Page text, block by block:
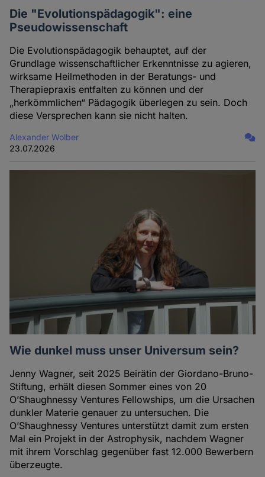
Die "Evolutionspädagogik": eine
Pseudowissenschaft
Die Evolutionspädagogik behauptet, auf der
Grundlage wissenschaftlicher Erkenntnisse zu agieren,
wirksame Heilmethoden in der Beratungs- und
Therapiepraxis entfalten zu können und der
„herkömmlichen“ Pädagogik überlegen zu sein. Doch
diese Versprechen kann sie nicht halten.
Alexander Wolber
23.07.2026
Wie dunkel muss unser Universum sein?
Jenny Wagner, seit 2025 Beirätin der Giordano-Bruno-
Stiftung, erhält diesen Sommer eines von 20
O’Shaughnessy Ventures Fellowships, um die Ursachen
dunkler Materie genauer zu untersuchen. Die
O’Shaughnessy Ventures unterstützt damit zum ersten
Mal ein Projekt in der Astrophysik, nachdem Wagner
mit ihrem Vorschlag gegenüber fast 12.000 Bewerbern
überzeugte.